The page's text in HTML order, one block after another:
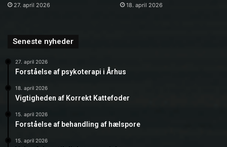
27. april 2026 18. april 2026
Seneste nyheder
27. april 2026
Forståelse af psykoterapi i Århus
18. april 2026
Vigtigheden af Korrekt Kattefoder
15. april 2026
Forståelse af behandling af hælspore
15. april 2026